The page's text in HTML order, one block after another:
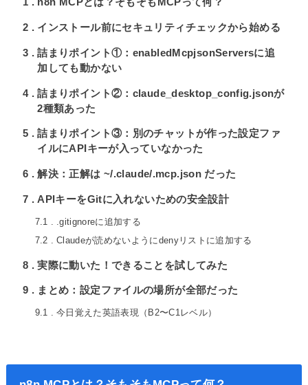
2 インストール前にセキュリティチェックから始める
3
詰まりポイント①：enabledMcpjsonServersに追
加しても動かない
4
詰まりポイント②：claude_desktop_config.jsonが
2種類あった
5
詰まりポイント③：別のチャットが作った設定ファ
イルにAPIキーが入っていなかった
6 解決：正解は ~/.claude/.mcp.json だった
7 APIキーをGitに入れないための安全設計
7.1
.gitignoreに追加する
7.2
Claudeが読めないようにdenyリストに追加する
8 実際に動いた！できることを試してみた
9 まとめ：設定ファイルの場所が全部だった
9.1 今日覚えた英語表現（B2〜C1レベル）